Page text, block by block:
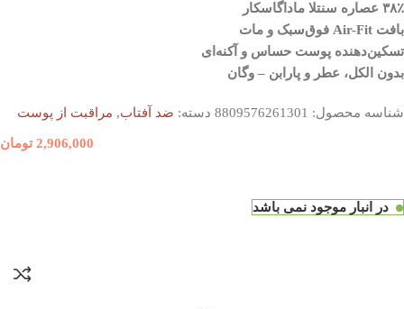
۳۸٪ عصاره سنتلا ماداگاسکار
بافت Air-Fit فوق‌سبک و مات
تسکین‌دهنده پوست حساس و آکنه‌ای
بدون الکل، عطر و پارابن – وگان
شناسه محصول: 8809576261301 دسته: ضد آفتاب, مراقبت از پوست
2,906,000 تومان
در انبار موجود نمی باشد